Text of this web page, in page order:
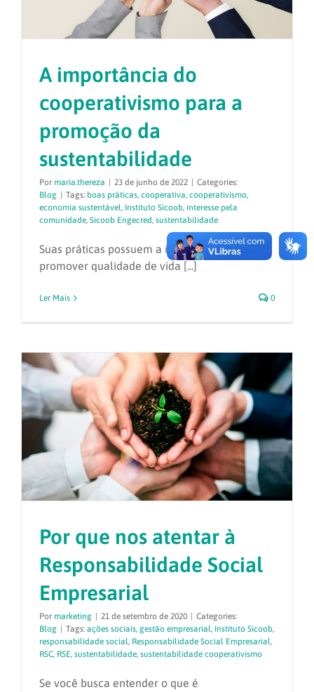
A importância do
cooperativismo para a
promoção da
sustentabilidade
Por maria.thereza 23 de junho de 2022
Categories:
Blog
Tags: boas práticas, cooperativa, cooperativismo,
economia sustentável, Instituto Sicoob, interesse pela
comunidade, Sicoob Engecred, sustentabilidade
Suas práticas possuem a intenção de
promover qualidade de vida [...]
Ler Mais 0
Por que nos atentar à
Responsabilidade Social
Empresarial
Por marketing | 21 de setembro de 2020 | Categories:
Blog | Tags: ações sociais, gestão empresarial , Instituto Sicoob,
responsabilidade social , Responsabilidade Social Empresarial ,
RSC, RSE, sustentabilidade, sustentabilidade cooperativismo
Se você busca entender o que é